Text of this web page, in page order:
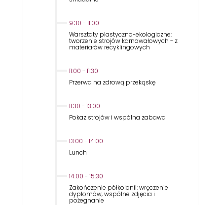
9:30 - 11:00
Warsztaty plastyczno-ekologiczne:
tworzenie strojów karnawałowych - z
materiałów recyklingowych
11:00 - 11:30
Przerwa na zdrową przekąskę
11:30 - 13:00
Pokaz strojów i wspólna zabawa
13:00 - 14:00
Lunch
14:00 - 15:30
Zakończenie półkolonii: wręczenie
dyplomów, wspólne zdjęcia i
pożegnanie